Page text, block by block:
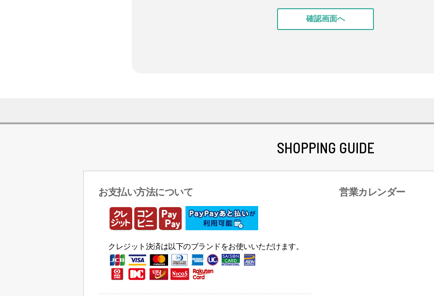
SHOPPING GUIDE
お支払い方法について
クレジット決済は以下のブランドをお使いいただけます。
営業カレンダー